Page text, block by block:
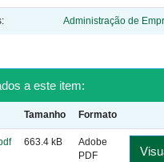
Administração de
a este item:
Tamanho Formato
663.4 kB
Adobe
PDF